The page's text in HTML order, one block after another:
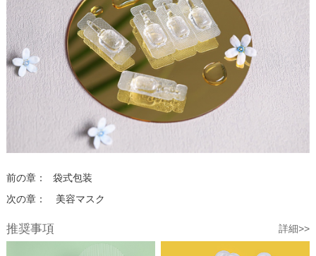
前の章：
袋式包装
次の章：
美容マスク
推奨事項 詳細>>